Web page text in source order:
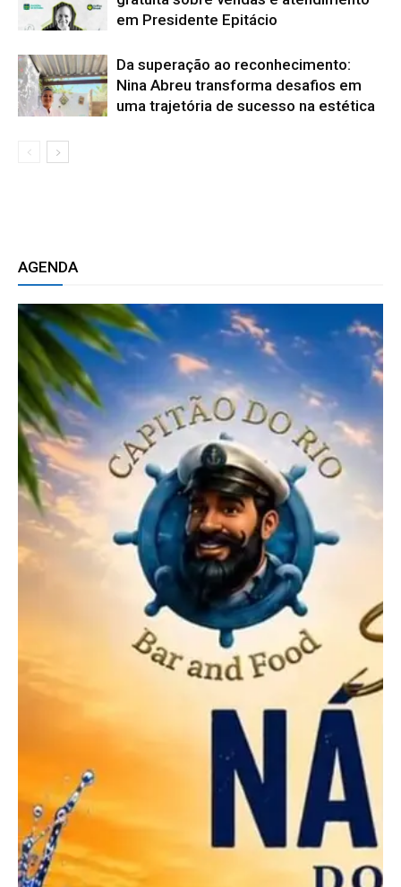
em Presidente Epitácio
Da superação ao reconhecimento:
Nina Abreu transforma desafios em
uma trajetória de sucesso na estética
AGENDA